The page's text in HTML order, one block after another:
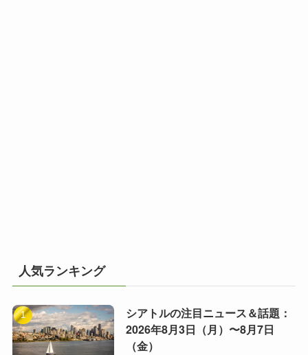
人気ランキング
シアトルの注目ニュース＆話題：
2026年8月3日（月）〜8月7日
（金）